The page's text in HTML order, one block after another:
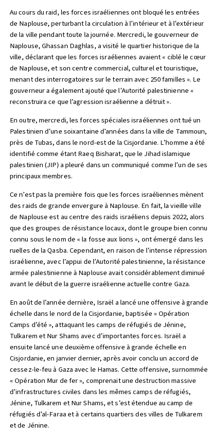
Au cours du raid, les forces israéliennes ont bloqué les entrées
de Naplouse, perturbant la circulation à l’intérieur et à l’extérieur
de la ville pendant toute la journée. Mercredi, le gouverneur de
Naplouse, Ghassan Daghlas, a visité le quartier historique de la
ville, déclarant que les forces israéliennes avaient « ciblé le cœur
de Naplouse, et son centre commercial, culturel et touristique,
menant des interrogatoires sur le terrain avec 250 familles ». Le
gouverneur a également ajouté que l’Autorité palestinienne «
reconstruira ce que l’agression israélienne a détruit ».
En outre, mercredi, les forces spéciales israéliennes ont tué un
Palestinien d’une soixantaine d’années dans la ville de Tammoun,
près de Tubas, dans le nord-est de la Cisjordanie. L’homme a été
identifié comme étant Raeq Bisharat, que le Jihad islamique
palestinien (JIP) a pleuré dans un communiqué comme l’un de ses
principaux membres.
Ce n’est pas la première fois que les forces israéliennes mènent
des raids de grande envergure à Naplouse. En fait, la vieille ville
de Naplouse est au centre des raids israéliens depuis 2022, alors
que des groupes de résistance locaux, dont le groupe bien connu
connu sous le nom de « la fosse aux lions », ont émergé dans les
ruelles de la Qasba. Cependant, en raison de l’intense répression
israélienne, avec l’appui de l’Autorité palestinienne, la résistance
armée palestinienne à Naplouse avait considérablement diminué
avant le début de la guerre israélienne actuelle contre Gaza.
En août de l’année dernière, Israël a lancé une offensive à grande
échelle dans le nord de la Cisjordanie, baptisée « Opération
Camps d’été », attaquant les camps de réfugiés de Jénine,
Tulkarem et Nur Shams avec d’importantes forces. Israël a
ensuite lancé une deuxième offensive à grande échelle en
Cisjordanie, en janvier dernier, après avoir conclu un accord de
cessez-le-feu à Gaza avec le Hamas. Cette offensive, surnommée
« Opération Mur de fer », comprenait une destruction massive
d’infrastructures civiles dans les mêmes camps de réfugiés,
Jénine, Tulkarem et Nur Shams, et s’est étendue au camp de
réfugiés d’al-Faraa et à certains quartiers des villes de Tulkarem
et de Jénine.